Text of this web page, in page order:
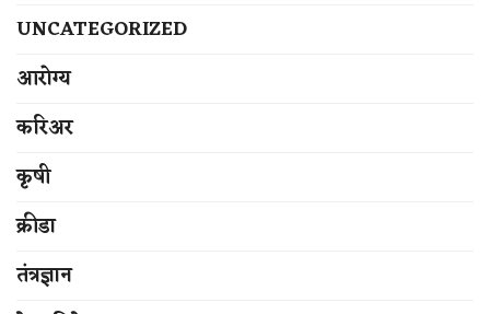
UNCATEGORIZED
आरोग्य
करिअर
कृषी
क्रीडा
तंत्रज्ञान